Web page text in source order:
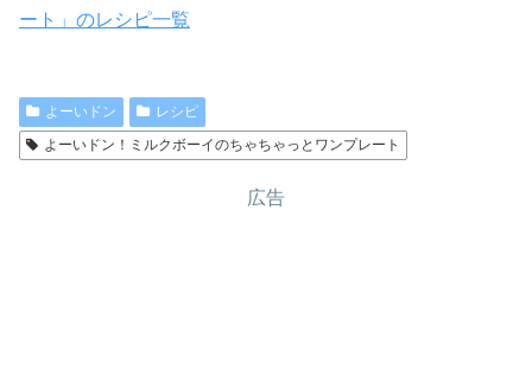
ート」のレシピ一覧
よーいドン
レシピ
よーいドン！ミルクボーイのちゃちゃっとワンプレート
広告